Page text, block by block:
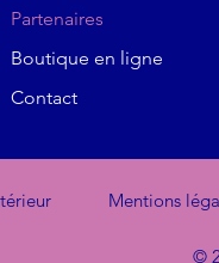
Partenaires
Boutique en ligne
Contact
Mentions
©